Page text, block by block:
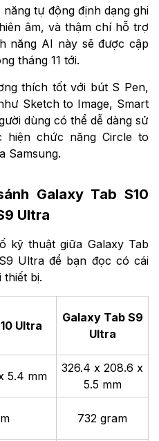
tự động định dạng ghi
âm, và thậm chí hỗ trợ
năng AI này sẽ được cập
tháng 11 tới.
thích tốt với bút S Pen,
Sketch to Image, Smart
dùng có thể dễ dàng sử
chức năng Circle to
Samsung.
Galaxy Tab S10
Ultra
kỹ thuật giữa Galaxy Tab
Ultra để bạn đọc có cái
thiết bị.
Ultra
Galaxy Tab S9
Ultra
5.4 mm
326.4 x 208.6 x
5.5 mm
732 gram